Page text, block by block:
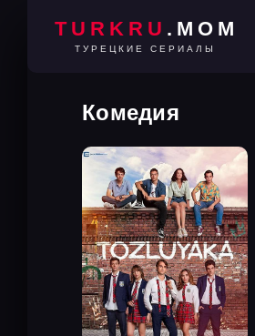
TURKRU .MOM
ТУРЕЦКИЕ СЕРИАЛЫ
Комедия